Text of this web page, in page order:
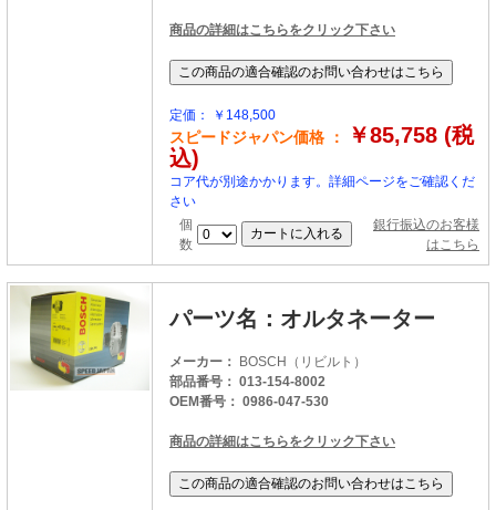
商品の詳細はこちらをクリック下さい
定価： ￥148,500
スピードジャパン価格 ：
￥85,758 (税
込)
コア代が別途かかります。詳細ページをご確認くだ
さい
個
数
銀行振込のお客様
はこちら
パーツ名：オルタネーター
メーカー：
BOSCH（リビルト）
部品番号： 013-154-8002
OEM番号： 0986-047-530
商品の詳細はこちらをクリック下さい